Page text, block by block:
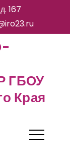
167
ГБОУ
Края